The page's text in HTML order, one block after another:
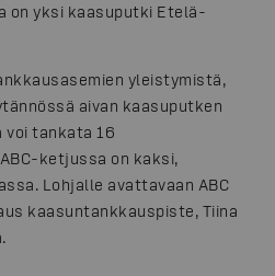
on yksi kaasuputki Etelä-
yleistymistä,
aivan kaasuputken
voi tankata 16
ketjussa on kaksi,
Lohjalle avattavaan ABC
kaasuntankkauspiste, Tiina